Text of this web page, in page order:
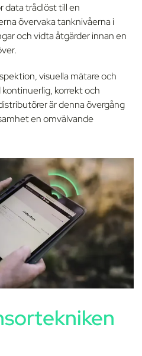
data trådlöst till en
övervaka tanknivåerna i
och vidta åtgärder innan en
visuella mätare och
korrekt och
är denna övergång
en omvälvande